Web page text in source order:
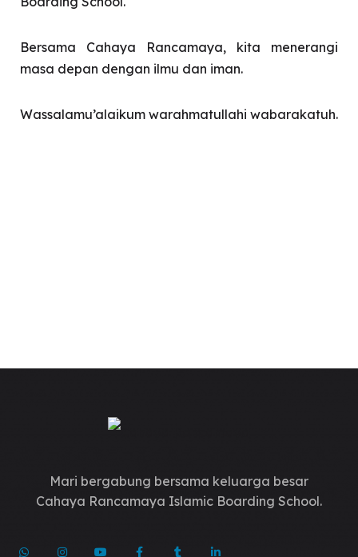
Bersama Cahaya Rancamaya, kita menerangi
masa depan dengan ilmu dan iman.
Wassalamu’alaikum warahmatullahi wabarakatuh.
Mari bergabung bersama keluarga besar
Cahaya Rancamaya Islamic Boarding School.